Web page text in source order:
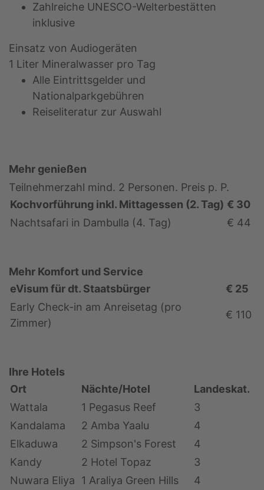
Zahlreiche UNESCO-Welterbestätten
inklusive
Einsatz von Audiogeräten
1 Liter Mineralwasser pro Tag
Alle Eintrittsgelder und
Nationalparkgebühren
Reiseliteratur zur Auswahl
Mehr genießen
Teilnehmerzahl mind. 2 Personen. Preis p. P.
Kochvorführung inkl. Mittagessen (2. Tag) € 30
Nachtsafari in Dambulla (4. Tag)
€ 44
Mehr Komfort und Service
eVisum für dt. Staatsbürger
€ 25
Early Check-in am Anreisetag (pro
Zimmer)
€ 110
Ihre Hotels
Ort
Nächte/Hotel
Landeskat.
Wattala
1 Pegasus Reef
3
Kandalama
2 Amba Yaalu
4
Elkaduwa
2 Simpson's Forest
4
Kandy
2 Hotel Topaz
3
Nuwara Eliya
1 Araliya Green Hills
4